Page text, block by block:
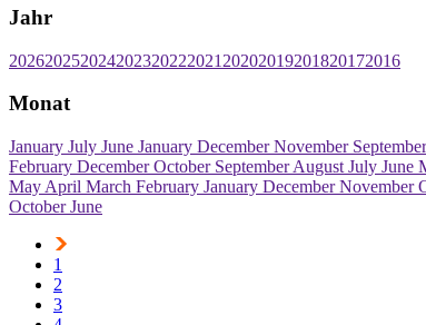
Jahr
202620252024202320222021 20202019201820172016
Monat
January July June January DecemberNovember
February DecemberOctober SeptemberAugust July June
May April March February January DecemberNovember
OctoberJune
1
2
3